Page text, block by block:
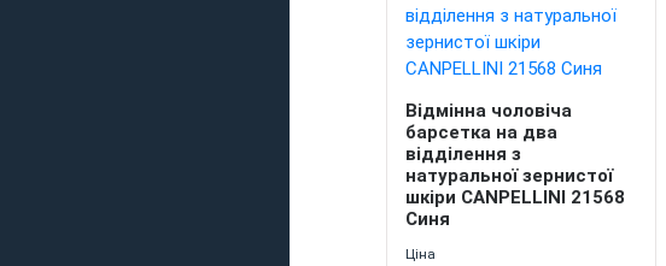
Відмінна чоловіча
барсетка на два
відділення з
натуральної зернистої
шкіри CANPELLINI 21568
Синя
Ціна